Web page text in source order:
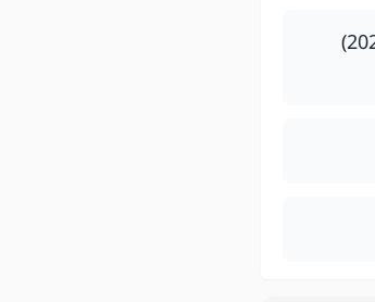
قرار لوزير التجهيز والنقل واللوجيستيك والماء رقم 2745.20 صادر في 18 من محرم 1442 (7 سبتمبر 2020)